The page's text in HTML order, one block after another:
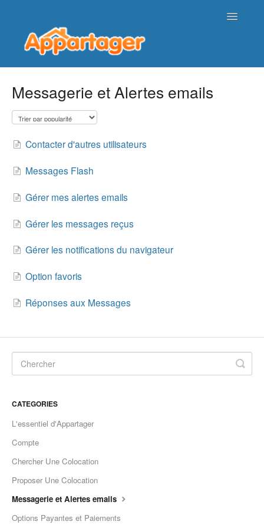
Toggle
Messagerie et Alertes emails
Contacter d'autres utilisateurs
Messages Flash
Gérer mes alertes emails
Gérer les messages reçus
Gérer les notifications du navigateur
Option favoris
Réponses aux Messages
CATEGORIES
L'essentiel d'Appartager
Compte
Chercher Une Colocation
Proposer Une Colocation
Messagerie et Alertes emails
Options Payantes et Paiements